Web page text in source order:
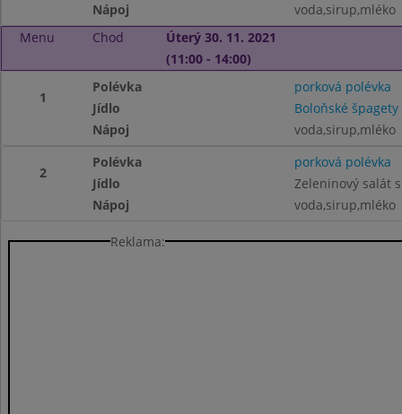
Nápoj
voda,sirup,mléko
Menu
Chod
Úterý 30. 11. 2021
(11:00 - 14:00)
1
Polévka
porková polévka
Jídlo
Boloňské špagety
Nápoj
voda,sirup,mléko
2
Polévka
porková polévka
Jídlo
Zeleninový salát
Nápoj
voda,sirup,mléko
Reklama: